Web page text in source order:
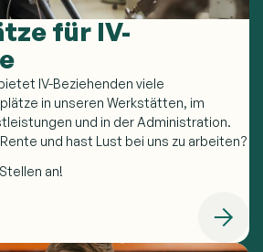
für IV-
IV-Beziehenden viele
in unseren Werkstätten, im
und in der Administration.
und hast Lust bei uns zu arbeiten?
an!